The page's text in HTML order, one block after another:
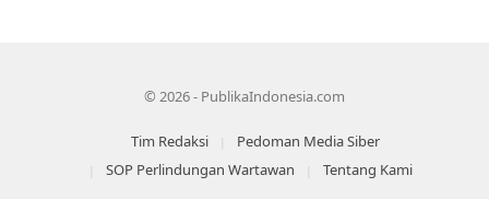
© 2026 - PublikaIndonesia.com
Tim Redaksi
Pedoman Media Siber
SOP Perlindungan Wartawan
Tentang Kami